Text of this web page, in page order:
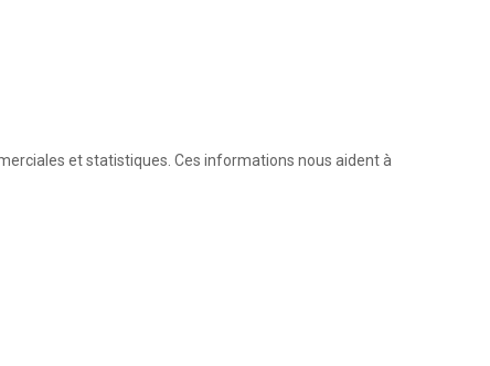
et statistiques. Ces informations nous aident à